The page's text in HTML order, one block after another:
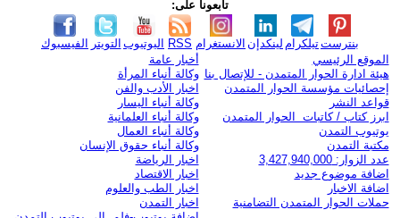
تابعونا على:
الفيسبوك التويتر اليوتيوب RSS الانستغرام لينكدإن تيلكرامبنترست
الموقع الرئيسي
هيئة ادارة الحوار المتمدن - للإتصال بنا
إحصائيات مؤسسة الحوار المتمدن
قواعد النشر
ابرز كتاب / كاتبات الحوار المتمدن
يوتيوب التمدن
مكتبة التمدن
عدد الزوار: 3,427,940,000
اضافة موضوع جديد
اضافة الاخبار
حملات الحوار المتمدن التضامنية
أخبار عامة
وكالة أنباء المرأة
اخبار الأدب والفن
وكالة أنباء اليسار
وكالة أنباء العلمانية
وكالة أنباء العمال
وكالة أنباء حقوق الإنسان
اخبار الرياضة
اخبار الاقتصاد
اخبار الطب والعلوم
اخبار التمدن